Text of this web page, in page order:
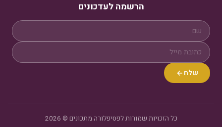
הרשמה לעדכונים
שלח
כל הזכויות שמורות לפסיפלורה מתכונים © 2026